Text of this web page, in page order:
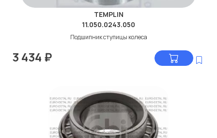
TEMPLIN
11.050.0243.050
Подшипник ступицы колеса
3 434 ₽